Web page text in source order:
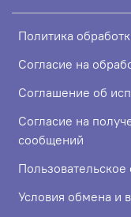
Политика
Согласие на
Соглашение об
Согласие на
сообщений
Условия обмена и